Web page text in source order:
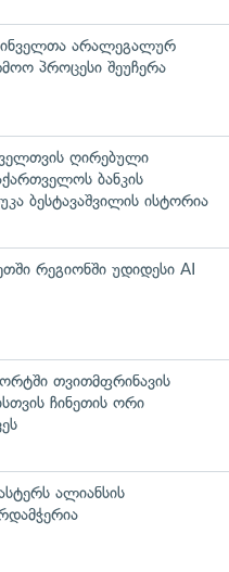
არალეგალურ
პროცესი შეუჩერა
ღირებული
ბანკის
ბესტავაშვილის ისტორია
რეგიონში უდიდესი AI
თვითმფრინავის
ჩინეთის ორი
ალიანსის